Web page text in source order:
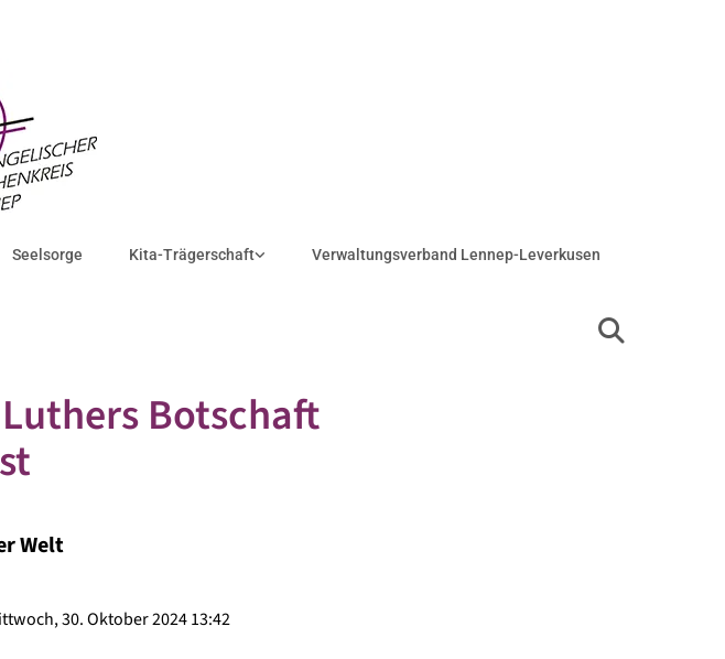
Seelsorge Kita-Trägerschaft Verwaltungsverband Lennep-Leverkusen
Botschaft
Welt
30. Oktober 2024 13:42